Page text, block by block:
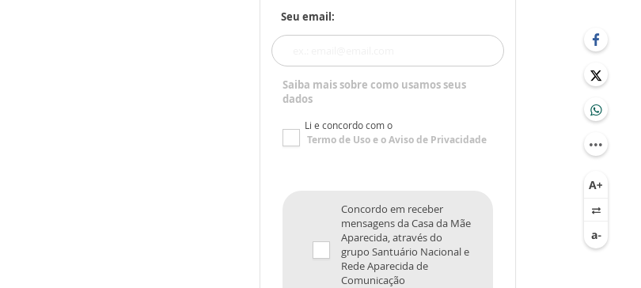
Seu email:
Saiba mais sobre como usamos seus
dados
Li e concordo com o
Termo de Usoe oAviso de Privacidade
Concordo em receber
mensagens da Casa da Mãe
Aparecida, através do
grupo Santuário Nacional e
Rede Aparecida de
Comunicação